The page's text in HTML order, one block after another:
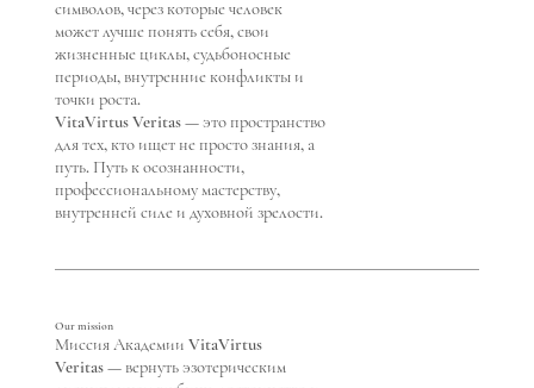
символов, через которые человек
может лучше понять себя, свои
жизненные циклы, судьбоносные
периоды, внутренние конфликты и
точки роста.
VitaVirtus Veritas — это пространство
для тех, кто ищет не просто знания, а
путь. Путь к осознанности,
профессиональному мастерству,
внутренней силе и духовной зрелости.
Our mission
Миссия Академии VitaVirtus
Veritas — вернуть эзотерическим